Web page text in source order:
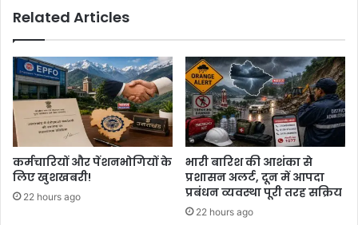
Related Articles
कर्मचारियों और पेंशनभोगियों के
लिए खुशखबरी!
22 hours ago
भारी बारिश की आशंका से
प्रशासन अलर्ट, दून में आपदा
प्रबंधन व्यवस्था पूरी तरह सक्रिय
22 hours ago